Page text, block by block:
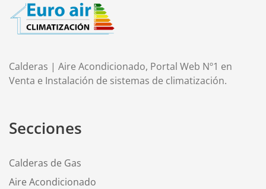
Calderas | Aire Acondicionado, Portal Web Nº1 en
Venta e Instalación de sistemas de climatización.
Secciones
Calderas de Gas
Aire Acondicionado